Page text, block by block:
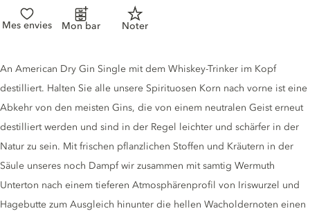
Mes envies Mon bar Noter
Gin description
An American Dry Gin Single mit dem Whiskey-Trinker im Kopf
destilliert. Halten Sie alle unsere Spirituosen Korn nach vorne ist eine
Abkehr von den meisten Gins, die von einem neutralen Geist erneut
destilliert werden und sind in der Regel leichter und schärfer in der
Natur zu sein. Mit frischen pflanzlichen Stoffen und Kräutern in der
Säule unseres noch Dampf wir zusammen mit samtig Wermuth
Unterton nach einem tieferen Atmosphärenprofil von Iriswurzel und
Hagebutte zum Ausgleich hinunter die hellen Wacholdernoten einen